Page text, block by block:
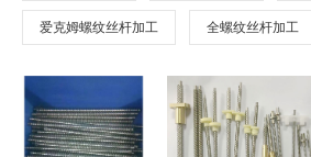
爱克姆螺纹丝杆加工 全螺纹丝杆加工